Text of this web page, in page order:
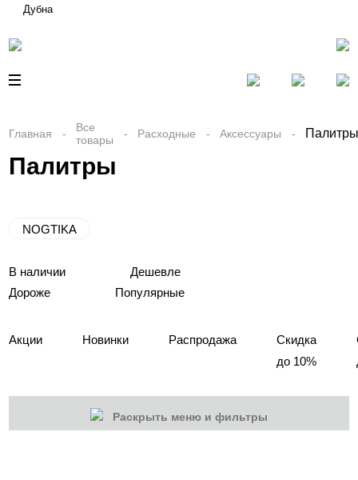
Дубна
Главная
Все
товары
Расходные Аксессуары
Палитры
NOGTIKA
В наличии
Дешевле
Дороже
Популярные
Акции Новинки Распродажа
Скидка
до 10%
Раскрыть меню и фильтры